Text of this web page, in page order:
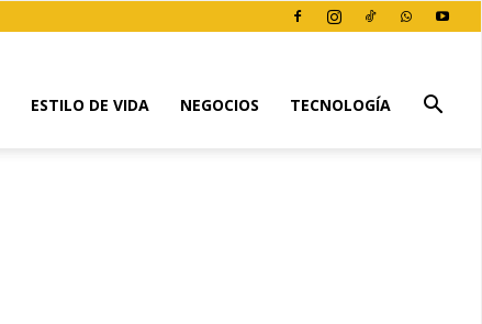
ESTILO DE VIDA NEGOCIOS TECNOLOGÍA